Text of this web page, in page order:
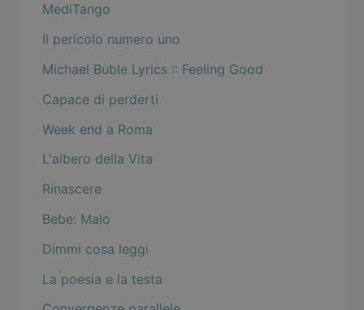
MediTango
Il pericolo numero uno
Michael Buble Lyrics :: Feeling Good
Capace di perderti
Week end a Roma
L'albero della Vita
Rinascere
Bebe: Malo
Dimmi cosa leggi
La poesia e la testa